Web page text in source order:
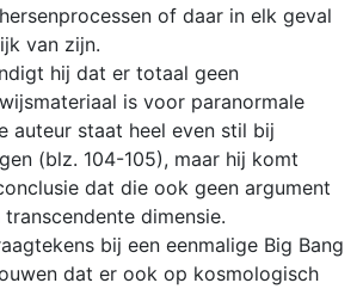
of daar in elk geval
van zijn.
hij dat er totaal geen
is voor paranormale
auteur staat heel even stil bij
(blz. 104-105), maar hij komt
dat die ook geen argument
dimensie.
bij een eenmalige Big Bang
dat er ook op kosmologisch